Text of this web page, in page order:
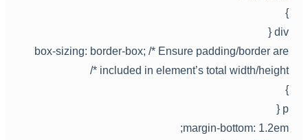
box-sizing: border-box; /* Ensure padding/border are
included in element’s total width/height */
margin-bottom: 1.2em;